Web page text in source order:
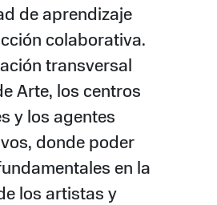
de aprendizaje
colaborativa.
transversal
Arte, los centros
y los agentes
donde poder
en la
los artistas y